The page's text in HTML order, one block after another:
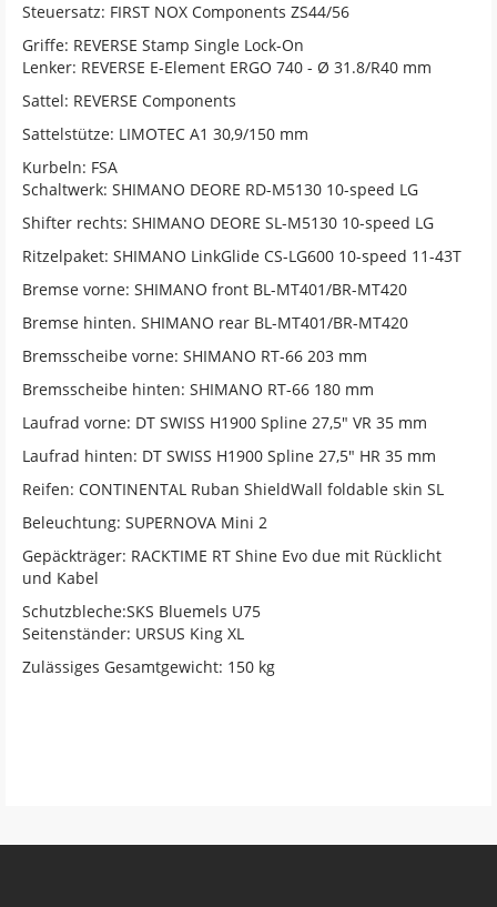
Steuersatz: FIRST NOX Components ZS44/56
Griffe: REVERSE Stamp Single Lock-On
Lenker: REVERSE E-Element ERGO 740 - Ø 31.8/R40 mm
Sattel: REVERSE Components
Sattelstütze: LIMOTEC A1 30,9/150 mm
Kurbeln: FSA
Schaltwerk: SHIMANO DEORE RD-M5130 10-speed LG
Shifter rechts: SHIMANO DEORE SL-M5130 10-speed LG
Ritzelpaket: SHIMANO LinkGlide CS-LG600 10-speed 11-43T
Bremse vorne: SHIMANO front BL-MT401/BR-MT420
Bremse hinten. SHIMANO rear BL-MT401/BR-MT420
Bremsscheibe vorne: SHIMANO RT-66 203 mm
Bremsscheibe hinten: SHIMANO RT-66 180 mm
Laufrad vorne: DT SWISS H1900 Spline 27,5" VR 35 mm
Laufrad hinten: DT SWISS H1900 Spline 27,5" HR 35 mm
Reifen: CONTINENTAL Ruban ShieldWall foldable skin SL
Beleuchtung: SUPERNOVA Mini 2
Gepäckträger: RACKTIME RT Shine Evo due mit Rücklicht
und Kabel
Schutzbleche:SKS Bluemels U75
Seitenständer: URSUS King XL
Zulässiges Gesamtgewicht: 150 kg